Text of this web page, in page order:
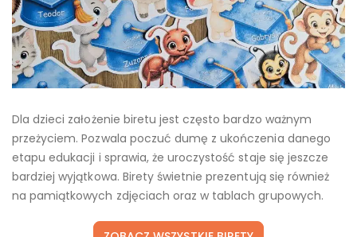
Dla dzieci założenie biretu jest często bardzo ważnym
przeżyciem. Pozwala poczuć dumę z ukończenia danego
etapu edukacji i sprawia, że uroczystość staje się jeszcze
bardziej wyjątkowa. Birety świetnie prezentują się również
na pamiątkowych zdjęciach oraz w tablach grupowych.